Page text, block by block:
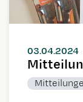
03.04.2024